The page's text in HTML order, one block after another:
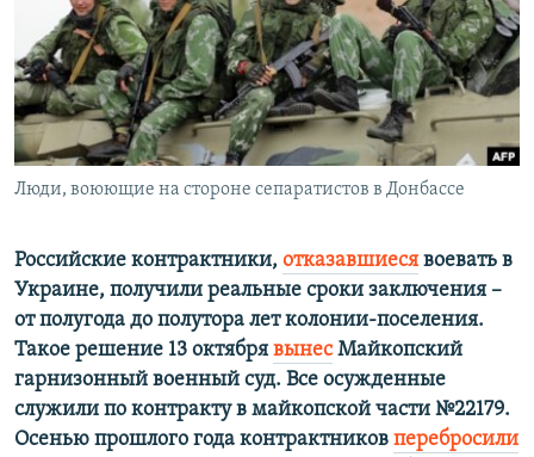
ПОБЕДИТЕЛЕЙ НЕ СУДЯТ?
КРЫМ.НЕПОКОРЕННЫЙ
ELIFBE
УКРАИНСКАЯ ПРОБЛЕМА КРЫМА
ПРИСОЕДИНЯЙТЕСЬ!
Все сайты RFE/RL
Люди, воюющие на стороне сепаратистов в Донбассе
Российские контрактники, отказавшиеся воевать в
Украине, получили реальные сроки заключения –
от полугода до полутора лет колонии-поселения.
Такое решение 13 октября вынесМайкопский
гарнизонный военный суд. Все осужденные
служили по контракту в майкопской части №22179.
Осенью прошлого года контрактников перебросили